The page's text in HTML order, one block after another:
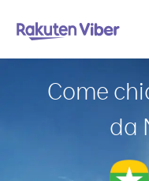
Come
da